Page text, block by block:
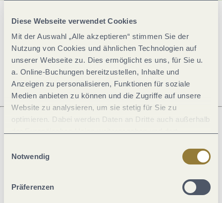
Diese Webseite verwendet Cookies
Mit der Auswahl „Alle akzeptieren“ stimmen Sie der
Nutzung von Cookies und ähnlichen Technologien auf
unserer Webseite zu. Dies ermöglicht es uns, für Sie u.
a. Online-Buchungen bereitzustellen, Inhalte und
Anzeigen zu personalisieren, Funktionen für soziale
Medien anbieten zu können und die Zugriffe auf unsere
Website zu analysieren, um sie stetig für Sie zu
optimieren. Dabei werden Daten an Dritte auch außerhalb
jederzeit widerrufen werden. Mit der Auswahl "Alle
ablehnen" kann es zu Beeinträchtigungen in der Nutzung
Notwendig
Präferenzen
Allgemeine Informationen
Öffnungszeiten
Anreise planen PDF erzeugen